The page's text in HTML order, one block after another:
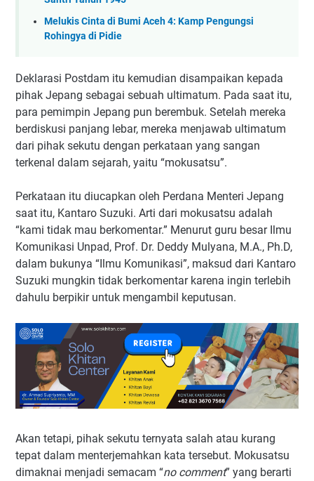
Melukis Cinta di Bumi Aceh 4: Kamp Pengungsi
Rohingya di Pidie
Deklarasi Postdam itu kemudian disampaikan kepada
pihak Jepang sebagai sebuah ultimatum. Pada saat itu,
para pemimpin Jepang pun berembuk. Setelah mereka
berdiskusi panjang lebar, mereka menjawab ultimatum
dari pihak sekutu dengan perkataan yang sangan
terkenal dalam sejarah, yaitu “mokusatsu”.
Perkataan itu diucapkan oleh Perdana Menteri Jepang
saat itu, Kantaro Suzuki. Arti dari mokusatsu adalah
“kami tidak mau berkomentar.” Menurut guru besar Ilmu
Komunikasi Unpad, Prof. Dr. Deddy Mulyana, M.A., Ph.D,
dalam bukunya “Ilmu Komunikasi”, maksud dari Kantaro
Suzuki mungkin tidak berkomentar karena ingin terlebih
dahulu berpikir untuk mengambil keputusan.
Akan tetapi, pihak sekutu ternyata salah atau kurang
tepat dalam menterjemahkan kata tersebut. Mokusatsu
dimaknai menjadi semacam “no comment” yang berarti